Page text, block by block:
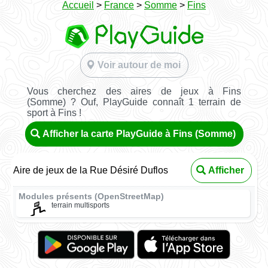
Accueil > France > Somme > Fins
Voir autour de moi
Vous cherchez des aires de jeux à Fins
(Somme) ? Ouf, PlayGuide connaît 1 terrain de
sport à Fins !
Afficher la carte PlayGuide à Fins (Somme)
Aire de jeux de la Rue Désiré Duflos Afficher
Modules présents (OpenStreetMap)
terrain multisports